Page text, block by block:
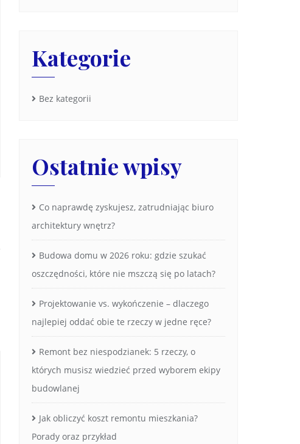
Kategorie
Bez kategorii
Ostatnie wpisy
Co naprawdę zyskujesz, zatrudniając biuro
architektury wnętrz?
Budowa domu w 2026 roku: gdzie szukać
oszczędności, które nie mszczą się po latach?
Projektowanie vs. wykończenie – dlaczego
najlepiej oddać obie te rzeczy w jedne ręce?
Remont bez niespodzianek: 5 rzeczy, o
których musisz wiedzieć przed wyborem ekipy
budowlanej
Jak obliczyć koszt remontu mieszkania?
Porady oraz przykład